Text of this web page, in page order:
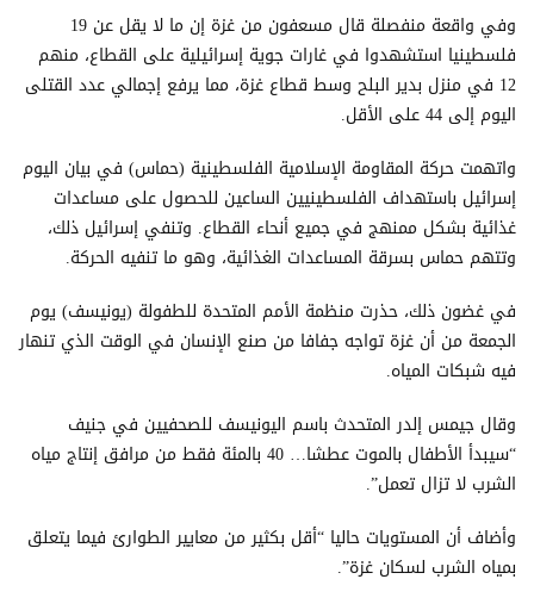
وفي واقعة منفصلة قال مسعفون من غزة إن ما لا يقل عن 19
فلسطينيا استشهدوا في غارات جوية إسرائيلية على القطاع، منهم
12 في منزل بدير البلح وسط قطاع غزة، مما يرفع إجمالي عدد القتلى
اليوم إلى 44 على الأقل.
واتهمت حركة المقاومة الإسلامية الفلسطينية (حماس) في بيان اليوم
إسرائيل باستهداف الفلسطينيين الساعين للحصول على مساعدات
غذائية بشكل ممنهج في جميع أنحاء القطاع. وتنفي إسرائيل ذلك،
وتتهم حماس بسرقة المساعدات الغذائية، وهو ما تنفيه الحركة.
في غضون ذلك، حذرت منظمة الأمم المتحدة للطفولة (يونيسف) يوم
الجمعة من أن غزة تواجه جفافا من صنع الإنسان في الوقت الذي تنهار
فيه شبكات المياه.
وقال جيمس إلدر المتحدث باسم اليونيسف للصحفيين في جنيف
“سيبدأ الأطفال بالموت عطشا… 40 بالمئة فقط من مرافق إنتاج مياه
الشرب لا تزال تعمل”.
وأضاف أن المستويات حاليا “أقل بكثير من معايير الطوارئ فيما يتعلق
بمياه الشرب لسكان غزة”.